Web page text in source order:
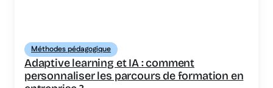
Méthodes pédagogique
Adaptive learning et IA : comment
personnaliser les parcours de formation en